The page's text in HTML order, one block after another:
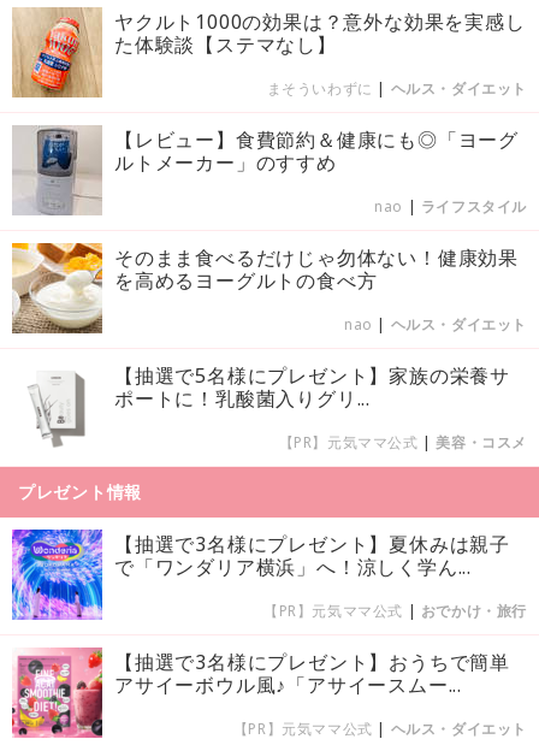
ヤクルト1000の効果は？意外な効果を実感し
た体験談【ステマなし】
まそういわずに | ヘルス・ダイエット
【レビュー】食費節約＆健康にも◎「ヨーグ
ルトメーカー」のすすめ
nao | ライフスタイル
そのまま食べるだけじゃ勿体ない！健康効果
を高めるヨーグルトの食べ方
nao | ヘルス・ダイエット
【抽選で5名様にプレゼント】家族の栄養サ
ポートに！乳酸菌入りグリ...
【PR】元気ママ公式 |美容・コスメ
プレゼント情報
【抽選で3名様にプレゼント】夏休みは親子
で「ワンダリア横浜」へ！涼しく学ん...
【PR】元気ママ公式 | おでかけ・旅行
【抽選で3名様にプレゼント】おうちで簡単
アサイーボウル風♪「アサイースムー...
【PR】元気ママ公式 | ヘルス・ダイエット